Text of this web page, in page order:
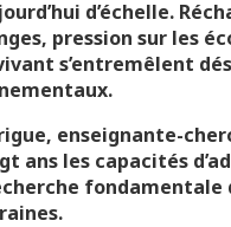
d’échelle.
pression sur les
s’entremêlent
enseignante-
ans les capacités
fondamentale